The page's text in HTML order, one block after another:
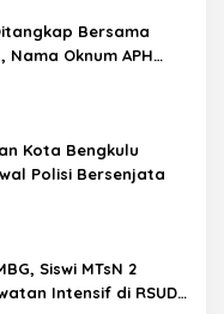
Bersama
Nama Oknum APH
Kota Bengkulu
Polisi Bersenjata
Siswi MTsN 2
Intensif di RSUD